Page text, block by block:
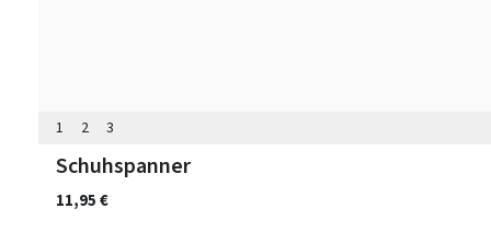
1 2 3
Schuhspanner
11,95 €